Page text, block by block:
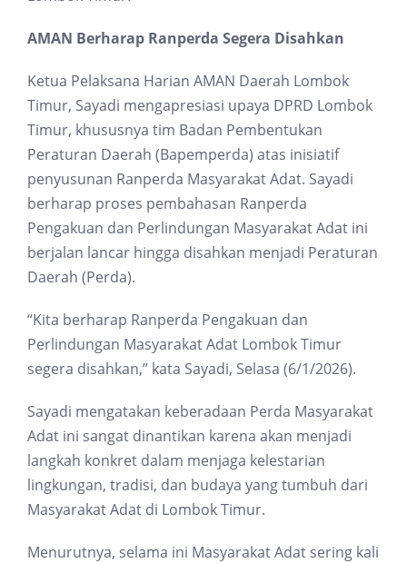
AMAN Berharap Ranperda Segera Disahkan
Ketua Pelaksana Harian AMAN Daerah Lombok
Timur, Sayadi mengapresiasi upaya DPRD Lombok
Timur, khususnya tim Badan Pembentukan
Peraturan Daerah (Bapemperda) atas inisiatif
penyusunan Ranperda Masyarakat Adat. Sayadi
berharap proses pembahasan Ranperda
Pengakuan dan Perlindungan Masyarakat Adat ini
berjalan lancar hingga disahkan menjadi Peraturan
Daerah (Perda).
“Kita berharap Ranperda Pengakuan dan
Perlindungan Masyarakat Adat Lombok Timur
segera disahkan,” kata Sayadi, Selasa (6/1/2026).
Sayadi mengatakan keberadaan Perda Masyarakat
Adat ini sangat dinantikan karena akan menjadi
langkah konkret dalam menjaga kelestarian
lingkungan, tradisi, dan budaya yang tumbuh dari
Masyarakat Adat di Lombok Timur.
Menurutnya, selama ini Masyarakat Adat sering kali